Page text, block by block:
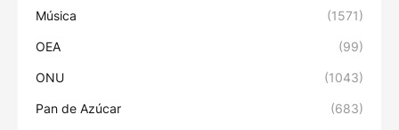
Música (1571)
OEA (99)
ONU (1043)
Pan de Azúcar (683)